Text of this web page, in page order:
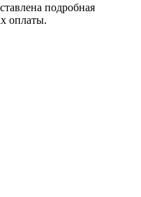
подробная
оплаты.